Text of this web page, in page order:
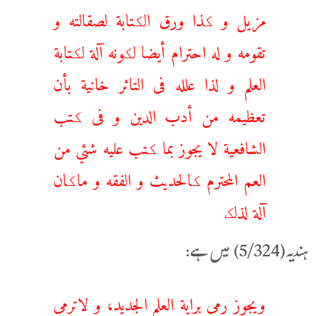
مزيل و کذا ورق الکتابة لصقالته و
تقومه و له احترام أيضا لکونه آلة لکتابة
العلم و لذا علله فى التاثر خانية بأن
تعظيمه من أدب الدين و فى کتب
الشافعية لا يجوز بما کتب عليه شئي من
العم المحترم کالحديث و الفقه و ماکان
آلة لذلک
ہندیہ(5/324) میں ہے:
ويجوز رمى براية العلم الجديد، و لاترمي